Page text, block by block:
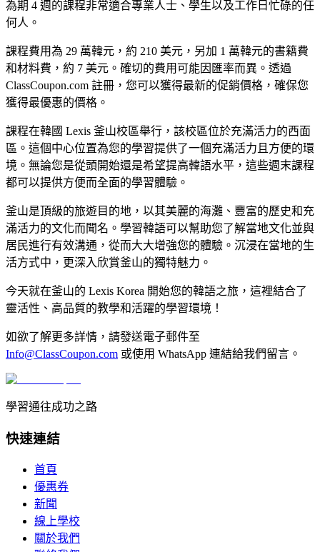
為期 4 週的課程非常適合專業人士、學生以及工作日忙碌的任
何人。
課程費用為 29 萬韓元，約 210 美元，另加 1 萬韓元的書籍費
和材料費，約 7 美元。確切的費用可能因匯率而異。透過
ClassCoupon.com 註冊，您可以獲得最新的促銷價格，確保您
獲得最優惠的價格。
課程在韓國 Lexis 釜山校區舉行，該校區位於充滿活力的西面
區。這個中心位置為您的學習提供了一個充滿活力且方便的環
境。無論您是從頭開始還是希望提高韓語水平，這些週末課程
都可以提供方便而全面的學習體驗。
釜山是頂級的旅遊目的地，以其美麗的海灘、豐富的歷史和充
滿活力的文化而聞名。學習韓語可以幫助您了解當地文化並與
居民進行有效溝通，從而大大增強您的體驗。沉浸在當地的生
活方式中，更深入欣賞釜山的獨特魅力。
今天就在釜山的 Lexis Korea 開始您的韓語之旅，這裡結合了
靈活性、高品質的教學和活躍的學習環境！
如欲了解更多詳情，請發送電子郵件至
Info@ClassCoupon.com 或使用 WhatsApp 連結給我們留言。
學習通往成功之路
快速連結
首頁
優惠券
新聞
線上學校
關於我們